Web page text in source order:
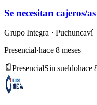
Se necesitan cajeros/as
Grupo Integra · Puchuncaví
Presencial·hace 8 meses
PresencialSin sueldohace